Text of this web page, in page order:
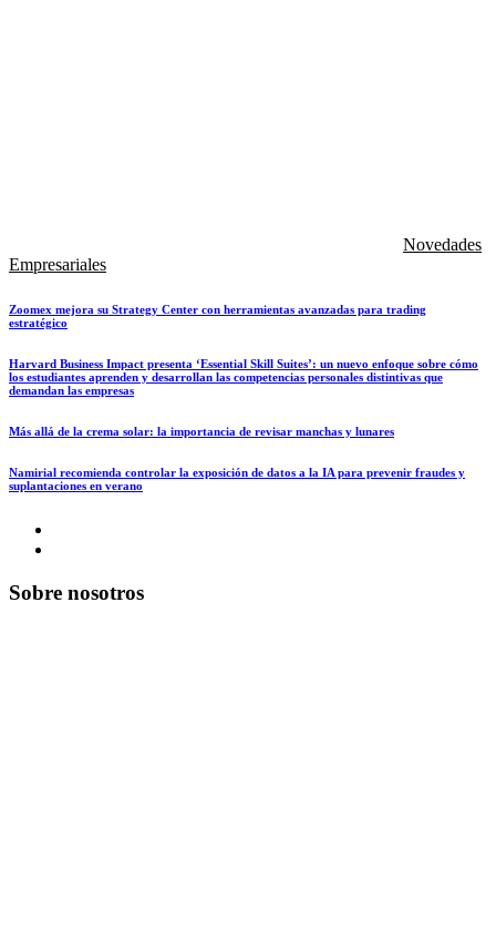
Novedades
Empresariales
Zoomex mejora su Strategy Center con herramientas avanzadas para trading
estratégico
Harvard Business Impact presenta ‘Essential Skill Suites’: un nuevo enfoque sobre cómo
los estudiantes aprenden y desarrollan las competencias personales distintivas que
demandan las empresas
Más allá de la crema solar: la importancia de revisar manchas y lunares
Namirial recomienda controlar la exposición de datos a la IA para prevenir fraudes y
suplantaciones en verano
Sobre nosotros